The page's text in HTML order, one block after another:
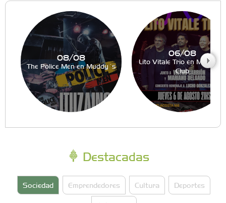
08/08
The Police Men en Muddy´s
06/08
Lito Vitale Trio en Muddy´s
Club
Destacadas
Sociedad Emprendedores Cultura Deportes